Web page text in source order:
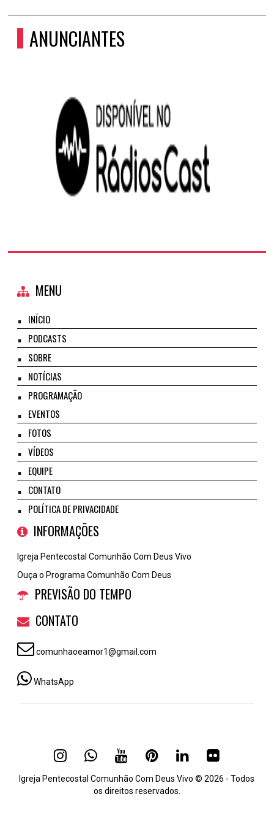
ANUNCIANTES
MENU
INÍCIO
PODCASTS
SOBRE
NOTÍCIAS
PROGRAMAÇÃO
EVENTOS
FOTOS
VÍDEOS
EQUIPE
CONTATO
POLÍTICA DE PRIVACIDADE
INFORMAÇÕES
Igreja Pentecostal Comunhão Com Deus Vivo
Ouça o Programa Comunhão Com Deus
PREVISÃO DO TEMPO
CONTATO
comunhaoeamor1@gmail.com
WhatsApp
Igreja Pentecostal Comunhão Com Deus Vivo © 2026 - Todos
os direitos reservados.